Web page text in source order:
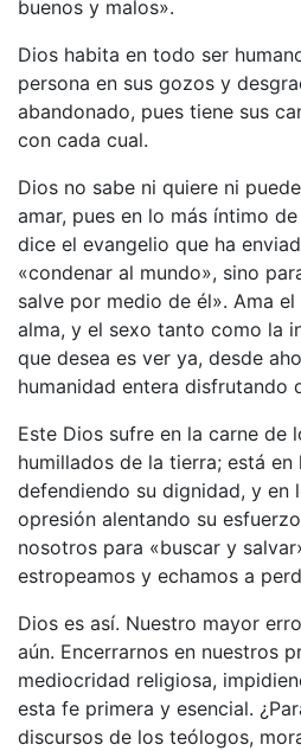
buenos y malos».
Dios habita en todo ser
persona en sus gozos y
abandonado, pues tiene sus
con cada cual.
Dios no sabe ni quiere ni
amar, pues en lo más íntimo
dice el evangelio que ha
«condenar al mundo», sino
salve por medio de él». Ama
alma, y el sexo tanto como la
que desea es ver ya, desde
humanidad entera disfrutando
Este Dios sufre en la carne de
humillados de la tierra; está
defendiendo su dignidad, y en
opresión alentando su
nosotros para «buscar y
estropeamos y echamos a
Dios es así. Nuestro mayor
aún. Encerrarnos en nuestros
mediocridad religiosa,
esta fe primera y esencial.
discursos de los teólogos,